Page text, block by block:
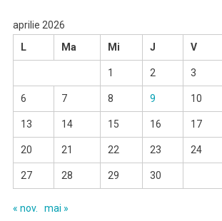
aprilie 2026
L
Ma Mi J V
1 2 3
6 7 8 9 10
13 14 15 16 17
20 21 22 23 24
27 28 29 30
« nov. mai »